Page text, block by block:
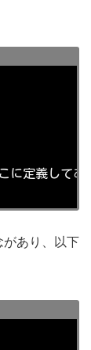
に定義してあ
あり、以下